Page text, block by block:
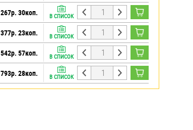
267р. 30коп. В СПИСОК
377р. 23коп. В СПИСОК
542р. 57коп. В СПИСОК
793р. 28коп. В СПИСОК